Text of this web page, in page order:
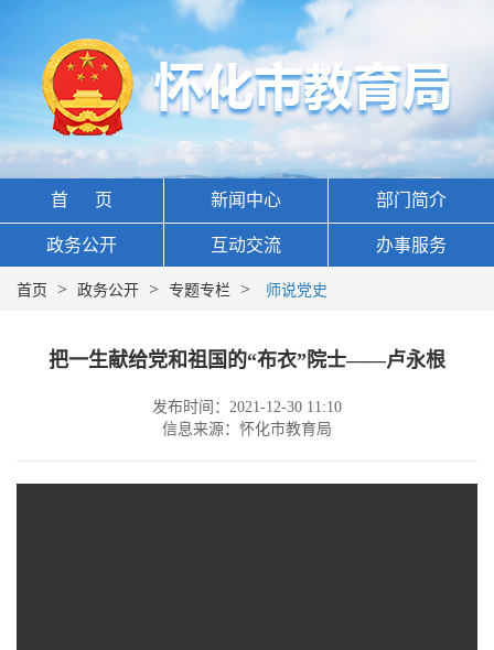
首 页 新闻中心 部门简介
政务公开 互动交流 办事服务
首页 > 政务公开 > 专题专栏 > 师说党史
把一生献给党和祖国的“布衣”院士——卢永根
发布时间：2021-12-30 11:10
信息来源：怀化市教育局